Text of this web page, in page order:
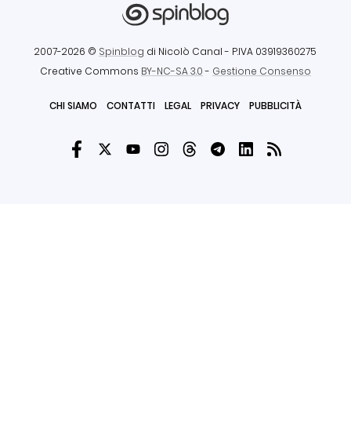
2007-2026 © Spinblog di Nicolò Canal - P.IVA 03919360275
Creative Commons BY-NC-SA 3.0- Gestione Consenso
CHI SIAMO CONTATTI LEGAL PRIVACY PUBBLICITÀ